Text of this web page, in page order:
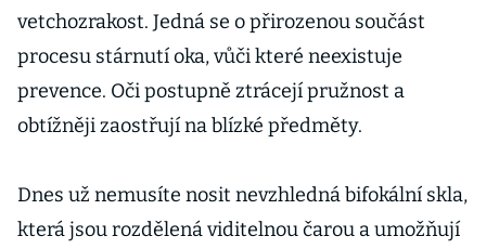
vetchozrakost. Jedná se o přirozenou součást
procesu stárnutí oka, vůči které neexistuje
prevence. Oči postupně ztrácejí pružnost a
obtížněji zaostřují na blízké předměty.
Dnes už nemusíte nosit nevzhledná bifokální skla,
která jsou rozdělená viditelnou čarou a umožňují